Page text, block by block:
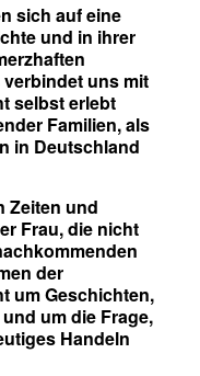
sich auf eine
und in ihrer
uns mit
selbst erlebt
Familien, als
in Deutschland
Zeiten und
Frau, die nicht
der
um Geschichten,
um die Frage,
Handeln